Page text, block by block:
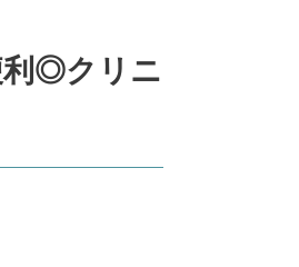
利◎クリニ